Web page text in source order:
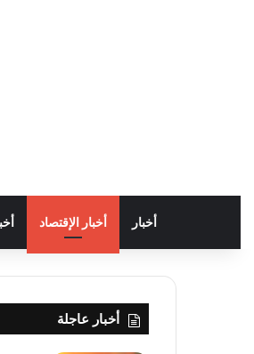
أخبار أخبار الإقتصاد
أخبار عاجلة